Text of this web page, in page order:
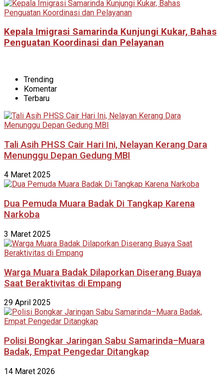
Kepala Imigrasi Samarinda Kunjungi Kukar, Bahas
Penguatan Koordinasi dan Pelayanan
Trending
Komentar
Terbaru
Tali Asih PHSS Cair Hari Ini, Nelayan Kerang Dara
Menunggu Depan Gedung MBI
4 Maret 2025
Dua Pemuda Muara Badak Di Tangkap Karena
Narkoba
3 Maret 2025
Warga Muara Badak Dilaporkan Diserang Buaya
Saat Beraktivitas di Empang
29 April 2025
Polisi Bongkar Jaringan Sabu Samarinda–Muara
Badak, Empat Pengedar Ditangkap
14 Maret 2026